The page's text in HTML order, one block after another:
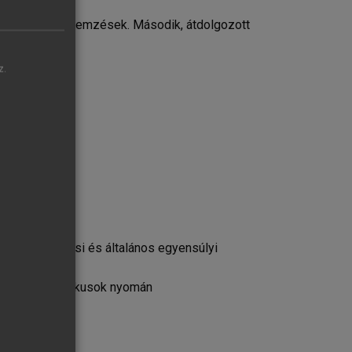
elemzések. Második, átdolgozott
programozási és általános egyensúlyi
a klasszikusok nyomán